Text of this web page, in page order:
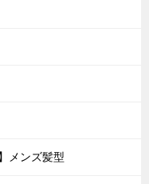
メンズ髪型